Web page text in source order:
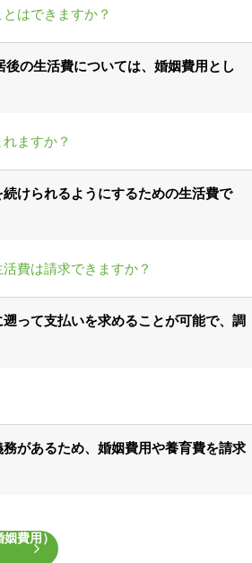
はできますか？
の生活費については、婚姻費用とし
ますか？
けられるようにするための生活費で
費は請求できますか？
って支払いを求めることが可能で、調
があるため、婚姻費用や養育費を請求
姻費用）